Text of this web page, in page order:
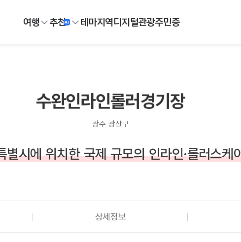
여행 추천 테마지역디지털관광주민증
수완인라인롤러경기장
광주 광산구
별시에 위치한 국제 규모의 인라인·롤러스케
상세정보